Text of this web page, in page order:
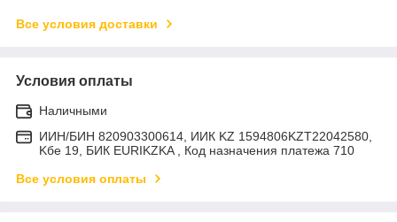
Все условия доставки
Условия оплаты
Наличными
ИИН/БИН 820903300614, ИИК KZ 1594806KZT22042580,
Kбе 19, БИК EURIKZKA , Код назначения платежа 710
Все условия оплаты